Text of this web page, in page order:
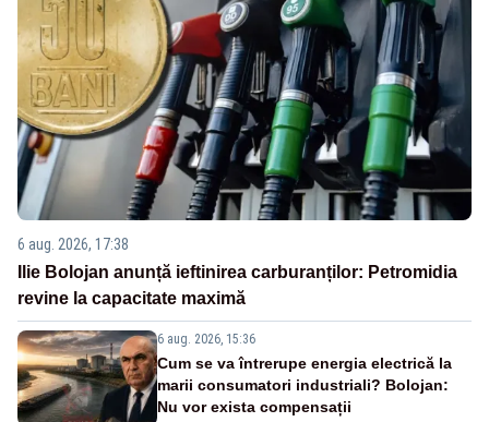
6 aug. 2026, 17:38
Ilie Bolojan anunță ieftinirea carburanților: Petromidia
revine la capacitate maximă
6 aug. 2026, 15:36
Cum se va întrerupe energia electrică la
marii consumatori industriali? Bolojan:
Nu vor exista compensații